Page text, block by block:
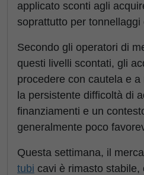
applicato sconti agli
soprattutto per tonnellaggi
Secondo gli operatori di
questi livelli scontati, gli
procedere con cautela e
la persistente difficoltà di
finanziamenti e un
generalmente poco
Questa settimana, il
tubi cavi è rimasto